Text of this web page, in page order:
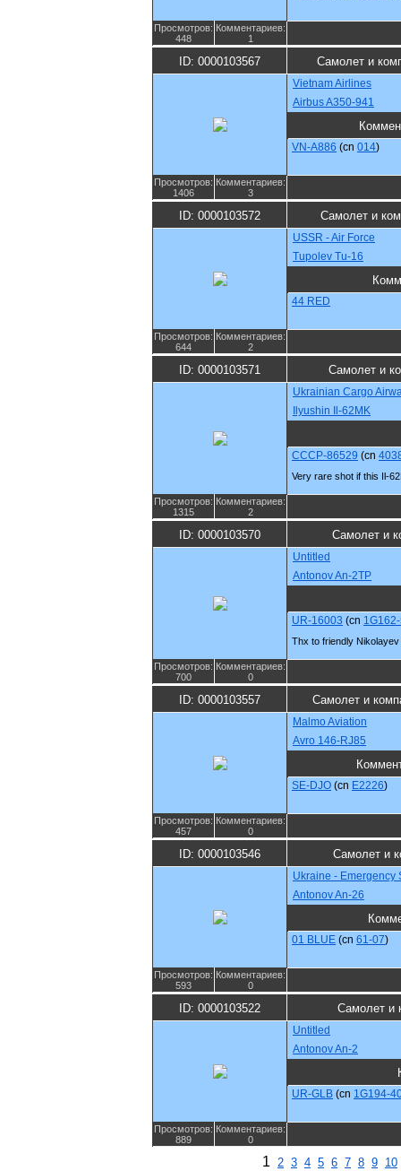
Просмотров:
448
Комментариев:
1
ID: 0000103567 Самолет и
Vietnam Airlines
Airbus A350-941
VN-A886 (cn 014)
Просмотров:
1406
Комментариев:
3
ID: 0000103572 Самолет и
USSR - Air Force
Tupolev Tu-16
44 RED
Просмотров:
644
Комментариев:
2
ID: 0000103571 Самолет и
Ukrainian Cargo
Ilyushin Il-62MK
CCCP-86529 (cn
Very rare shot if this Il-
Просмотров:
1315
Комментариев:
2
ID: 0000103570 Самолет и
Untitled
Antonov An-2TP
UR-16003 (cn
Thx to friendly Nikolayev
Просмотров:
700
Комментариев:
0
ID: 0000103557 Самолет и
Malmo Aviation
Avro 146-RJ85
SE-DJO (cn E2226)
Просмотров:
457
Комментариев:
0
ID: 0000103546 Самолет и
Ukraine - Emergency
Antonov An-26
01 BLUE (cn 61-07)
Просмотров:
593
Комментариев:
0
ID: 0000103522 Самолет и
Untitled
Antonov An-2
UR-GLB (cn 1G194-
Просмотров:
889
Комментариев:
0
1 2 3 4 5 6 7 8 9 10